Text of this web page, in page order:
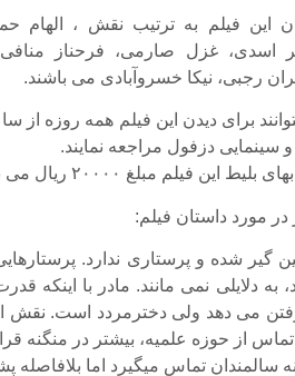
این فیلم به ترتیب نقش ، الهام
اسدی، غزل صارمی، فرحناز
رجبی، نیکا خسرو‌آبادی می باشند.
سینمایی دزفول مراجعه نمایند.
این فیلم مبلغ ۲۰۰۰۰ ریال می باشد.
مورد داستان فیلم:
گیر شده و پرستاری ندارد.
دلایلی نمی مانند. مادر با اینکه
می دهد ولی دخترمردد است. نقش
از حوزه علمیه، بیشتر در منگنه
سالمندان تماس می‏گیرد اما بلافاصله